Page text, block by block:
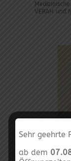
VERAH und
Sehr geehrte
ab dem